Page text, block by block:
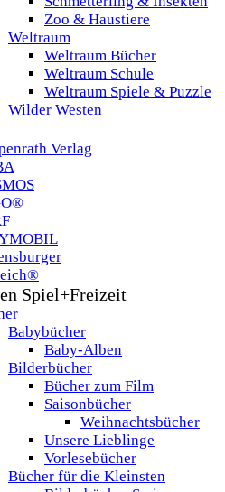
Zoo & Haustiere
Weltraum
Weltraum Bücher
Weltraum Schule
Weltraum Spiele & Puzzle
Wilder Westen
Verlag
Spiel+Freizeit
Babybücher
Baby-Alben
Bilderbücher
Bücher zum Film
Saisonbücher
Weihnachtsbücher
Unsere Lieblinge
Vorlesebücher
Bücher für die Kleinsten